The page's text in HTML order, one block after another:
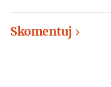
Skomentuj